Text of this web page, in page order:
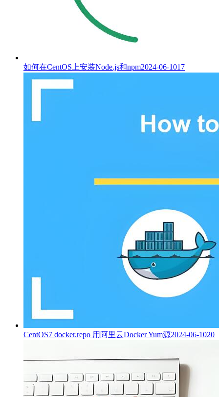
如何在CentOS上安装Node.js和npm2024-06-1017
CentOS7 docker.repo 用阿里云Docker Yum源2024-06-1020